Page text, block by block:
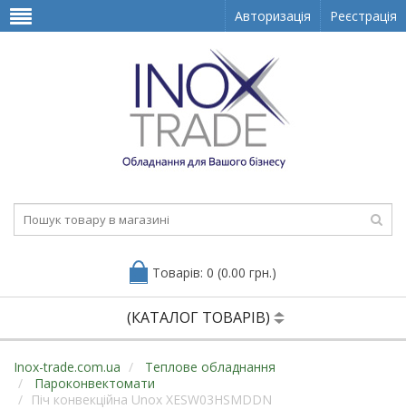
Авторизація Реєстрація
Товарів: 0 (0.00 грн.)
(КАТАЛОГ ТОВАРІВ)
Inox-trade.com.ua
Теплове обладнання
Пароконвектомати
Піч конвекційна Unox XESW03HSMDDN